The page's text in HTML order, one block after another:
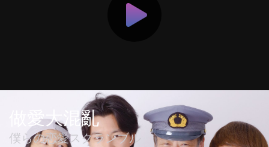
做愛大混亂
僕らの恋愛スクランブル